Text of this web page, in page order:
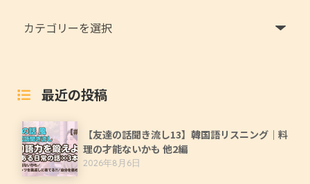
最近の投稿
【友達の話聞き流し13】韓国語リスニング｜料
理の才能ないかも 他2編
2026年8月6日